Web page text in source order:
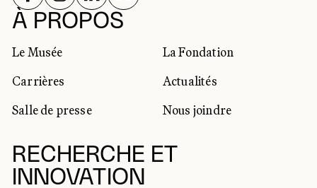
À PROPOS
Le Musée
La Fondation
Carrières
Actualités
Salle de presse
Nous joindre
RECHERCHE ET
INNOVATION
RÉSEAUX SOCIAUX